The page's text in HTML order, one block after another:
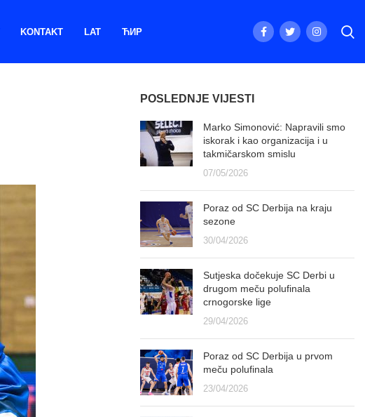
KONTAKT LAT ЋИР
POSLEDNJE VIJESTI
Marko Simonović: Napravili smo
iskorak i kao organizacija i u
takmičarskom smislu
07/05/2026
Poraz od SC Derbija na kraju
sezone
30/04/2026
Sutjeska dočekuje SC Derbi u
drugom meču polufinala
crnogorske lige
29/04/2026
Poraz od SC Derbija u prvom
meču polufinala
23/04/2026